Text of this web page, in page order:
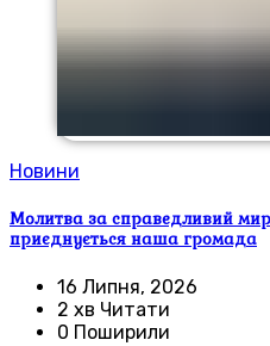
Новини
Молитва за справедливий
приєднується наша громада
16 Липня, 2026
2 хв Читати
0 Поширили